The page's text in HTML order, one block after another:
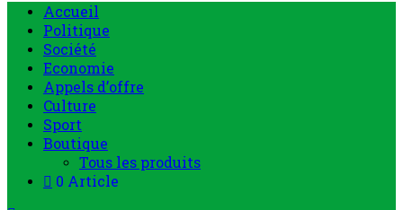
Accueil
Politique
Société
Economie
Appels d’offre
Culture
Sport
Boutique
Tous les produits
0 Article